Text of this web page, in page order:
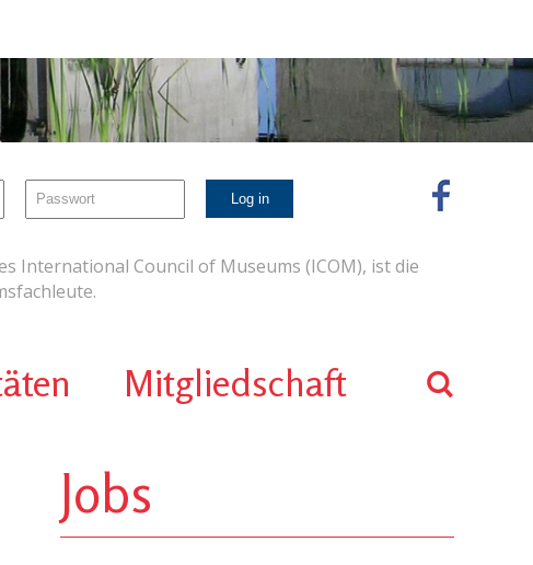
International Council of Museums (ICOM), ist die
Mitgliedschaft
Jobs